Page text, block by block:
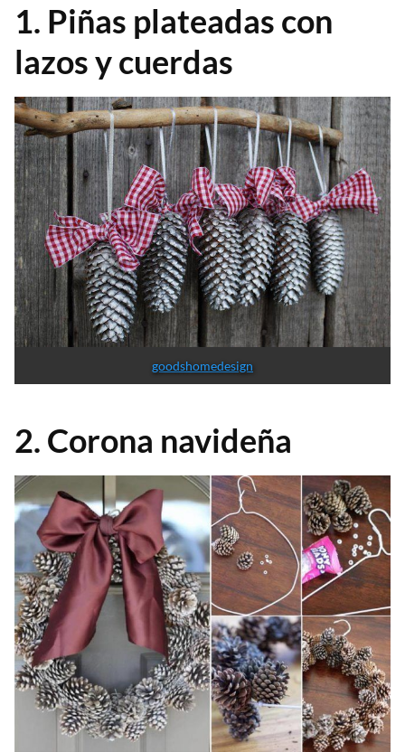
1. Piñas plateadas con
lazos y cuerdas
goodshomedesign
2. Corona navideña